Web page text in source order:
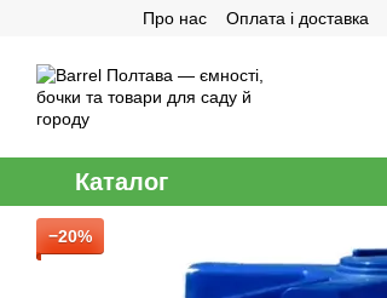
Перейти до основного контенту
Про нас Оплата і доставка
Каталог
−20%